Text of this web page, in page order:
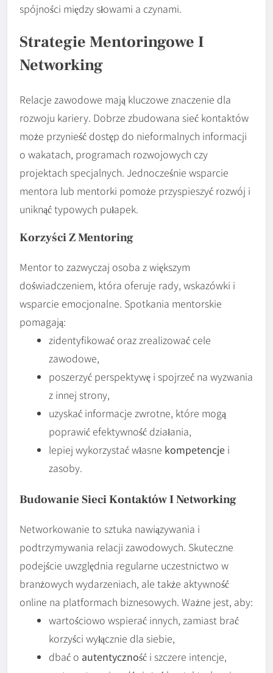
spójności między słowami a czynami.
Strategie Mentoringowe I
Networking
Relacje zawodowe mają kluczowe znaczenie dla
rozwoju kariery. Dobrze zbudowana sieć kontaktów
może przynieść dostęp do nieformalnych informacji
o wakatach, programach rozwojowych czy
projektach specjalnych. Jednocześnie wsparcie
mentora lub mentorki pomoże przyspieszyć rozwój i
uniknąć typowych pułapek.
Korzyści ZMentoring
Mentor to zazwyczaj osoba z większym
doświadczeniem, która oferuje rady, wskazówki i
wsparcie emocjonalne. Spotkania mentorskie
pomagają:
zidentyfikować oraz zrealizować cele
zawodowe,
poszerzyć perspektywę i spojrzeć na wyzwania
z innej strony,
uzyskać informacje zwrotne, które mogą
poprawić efektywność działania,
lepiej wykorzystać własne kompetencje i
zasoby.
Budowanie Sieci Kontaktów INetworking
Networkowanie to sztuka nawiązywania i
podtrzymywania relacji zawodowych. Skuteczne
podejście uwzględnia regularne uczestnictwo w
branżowych wydarzeniach, ale także aktywność
online na platformach biznesowych. Ważne jest, aby:
wartościowo wspierać innych, zamiast brać
korzyści wyłącznie dla siebie,
dbać o autentyczność i szczere intencje,